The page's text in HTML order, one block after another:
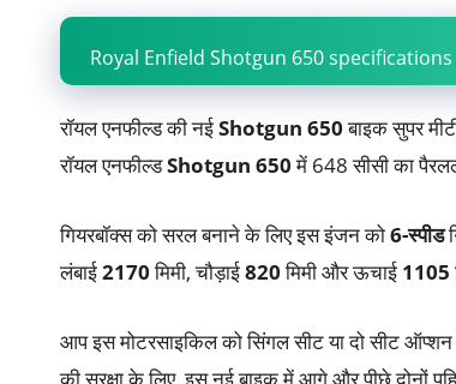
Royal Enfield Shotgun 650 specifications
रॉयल एनफील्ड की नईShotgun 650बाइक सुपर
रॉयल एनफील्डShotgun 650में 648 सीसी का
गियरबॉक्स को सरल बनाने के लिए इस इंजन को6-स्पीड
लंबाई2170मिमी, चौड़ाई820मिमी और ऊचाई 1105
आप इस मोटरसाइकिल को सिंगल सीट या दो सीट